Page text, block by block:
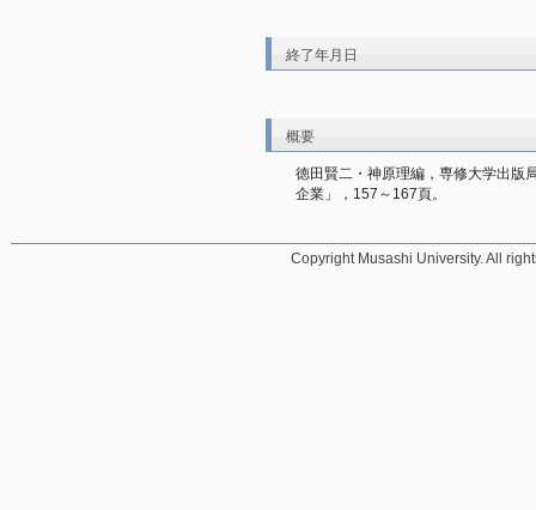
終了年月日
概要
徳田賢二・神原理編，専修大学出版
企業」，157～167頁。